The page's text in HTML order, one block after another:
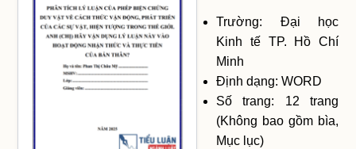
Trường: Đại học
Kinh tế TP. Hồ Chí
Minh
Định dạng: WORD
Số trang: 12 trang
(Không bao gồm bìa,
Mục lục)